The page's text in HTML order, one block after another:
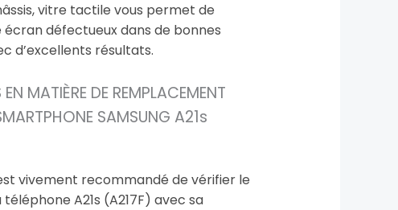
vitre tactile vous permet de
défectueux dans de bonnes
d’excellents résultats.
MATIÈRE DE REMPLACEMENT
SAMSUNG A21s
vivement recommandé de vérifier le
A21s (A217F) avec sa